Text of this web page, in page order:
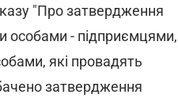
"Про затвердження
особами - підприємцями,
які провадять
затвердження